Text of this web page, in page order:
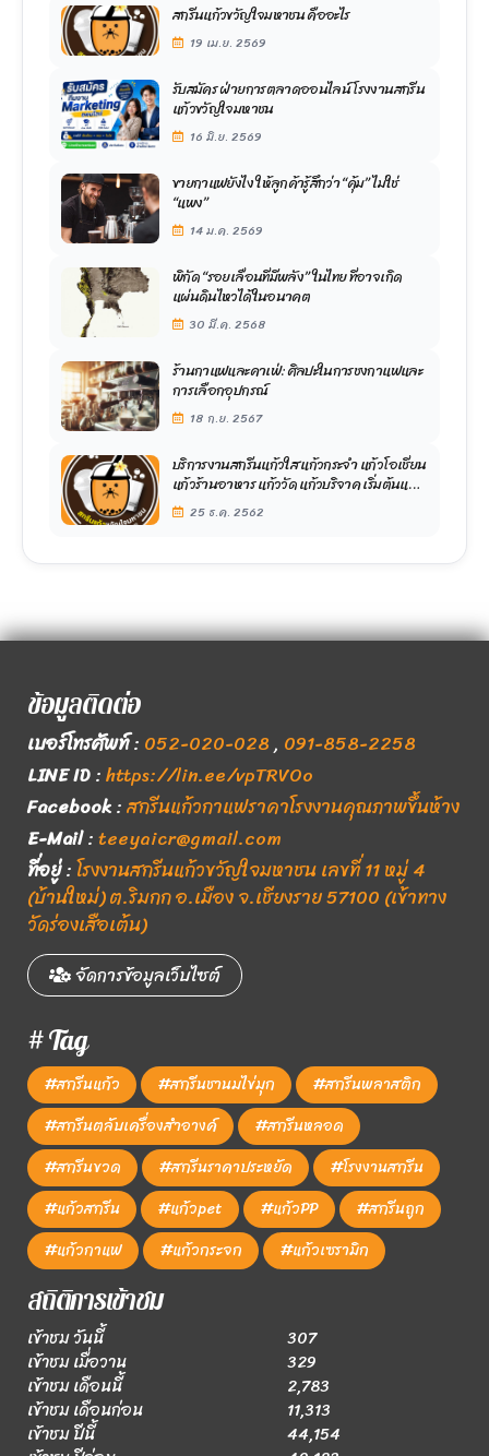
สกรีนแก้วขวัญใจมหาชน คืออะไร
19 เม.ย. 2569
รับสมัคร ฝ่ายการตลาดออนไลน์ โรงงานสกรีน
แก้วขวัญใจมหาชน
16 มิ.ย. 2569
ขายกาแฟยังไง ให้ลูกค้ารู้สึกว่า “คุ้ม” ไม่ใช่
“แพง”
14 ม.ค. 2569
พิกัด “รอยเลื่อนที่มีพลัง” ในไทย ที่อาจเกิด
แผ่นดินไหวได้ในอนาคต
30 มี.ค. 2568
ร้านกาแฟและคาเฟ่: ศิลปะในการชงกาแฟและ
การเลือกอุปกรณ์
18 ก.ย. 2567
บริการงานสกรีนแก้วใส แก้วกระจำ แก้วโอเชี่ยน
แก้วร้านอาหาร แก้ววัด แก้วบริจาค เริ่มต้นแต่
น้อย พร้อมบริการออกแบบ
25 ธ.ค. 2562
ข้อมูลติดต่อ
เบอร์โทรศัพท์: 052-020-028, 091-858-2258
LINE ID:https://lin.ee/vpTRVOo
Facebook:สกรีนแก้วกาแฟราคาโรงงานคุณภาพขึ้นห้าง
E-Mail:teeyaicr@gmail.com
ที่อยู่:โรงงานสกรีนแก้วขวัญใจมหาชน เลขที่ 11 หมู่ 4
(บ้านใหม่) ต.ริมกก อ.เมือง จ.เชียงราย 57100 (เข้าทาง
วัดร่องเสือเต้น)
จัดการข้อมูลเว็บไซต์
# Tag
#สกรีนแก้ว #สกรีนชานมไข่มุก
#สกรีนพลาสติก
#สกรีนตลับเครื่องสำอางค์
#สกรีนหลอด
#สกรีนขวด
#สกรีนราคาประหยัด
#โรงงานสกรีน
#แก้วสกรีน
#แก้วpet #แก้วPP
#สกรีนถูก
#แก้วกาแฟ
#แก้วกระจก #แก้วเซรามิก
สถิติการเข้าชม
เข้าชม วันนี้
307
เข้าชม เมื่อวาน
329
เข้าชม เดือนนี้
2,783
เข้าชม เดือนก่อน
11,313
เข้าชม ปีนี้
44,154